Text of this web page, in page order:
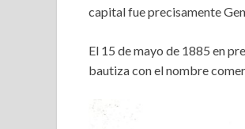
capital fue precisamente
El 15 de mayo de 1885 en
bautiza con el nombre